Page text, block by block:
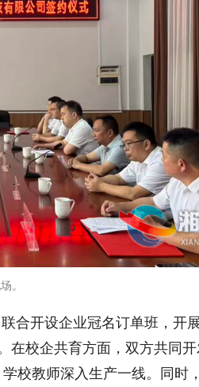
。
合开设企业冠名订单班，开
在校企共育方面，双方共同
校教师深入生产一线。同时